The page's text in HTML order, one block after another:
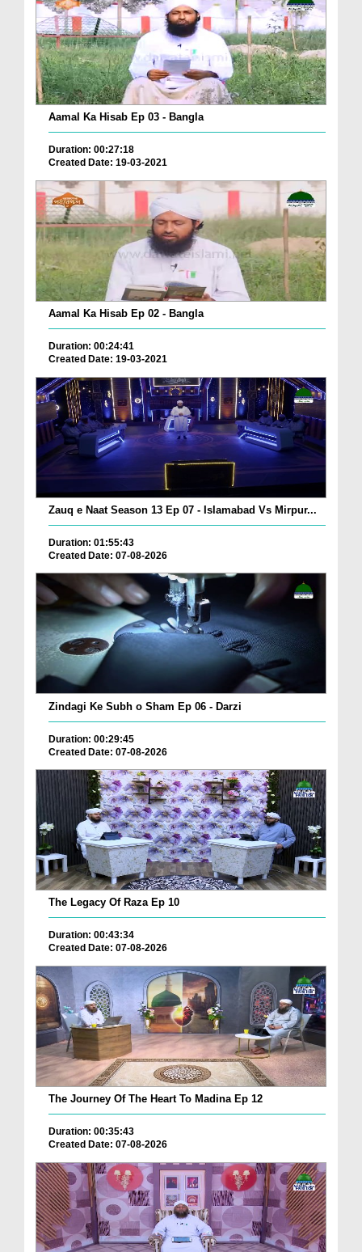
Aamal Ka Hisab Ep 03 - Bangla
Duration: 00:27:18
Created Date: 19-03-2021
Aamal Ka Hisab Ep 02 - Bangla
Duration: 00:24:41
Created Date: 19-03-2021
Zauq e Naat Season 13 Ep 07 - Islamabad Vs Mirpur...
Duration: 01:55:43
Created Date: 07-08-2026
Zindagi Ke Subh o Sham Ep 06 - Darzi
Duration: 00:29:45
Created Date: 07-08-2026
The Legacy Of Raza Ep 10
Duration: 00:43:34
Created Date: 07-08-2026
The Journey Of The Heart To Madina Ep 12
Duration: 00:35:43
Created Date: 07-08-2026